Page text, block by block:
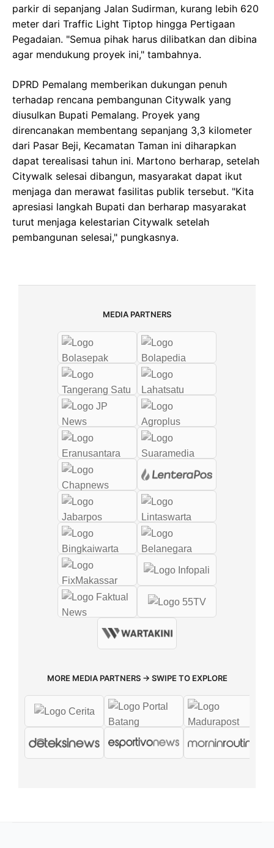
parkir di sepanjang Jalan Sudirman, kurang lebih 620
meter dari Traffic Light Tiptop hingga Pertigaan
Pegadaian. "Semua pihak harus dilibatkan dan dibina
agar mendukung proyek ini," tambahnya.
DPRD Pemalang memberikan dukungan penuh
terhadap rencana pembangunan Citywalk yang
diusulkan Bupati Pemalang. Proyek yang
direncanakan membentang sepanjang 3,3 kilometer
dari Pasar Beji, Kecamatan Taman ini diharapkan
dapat terealisasi tahun ini. Martono berharap, setelah
Citywalk selesai dibangun, masyarakat dapat ikut
menjaga dan merawat fasilitas publik tersebut. "Kita
apresiasi langkah Bupati dan berharap masyarakat
turut menjaga kelestarian Citywalk setelah
pembangunan selesai," pungkasnya.
MEDIA PARTNERS
MORE MEDIA PARTNERS → SWIPE TO EXPLORE